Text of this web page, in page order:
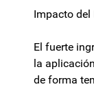
Impacto
El fuerte
la
de forma